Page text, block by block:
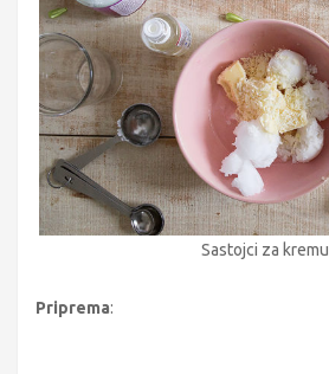
Sastojci za kremu
Priprema: